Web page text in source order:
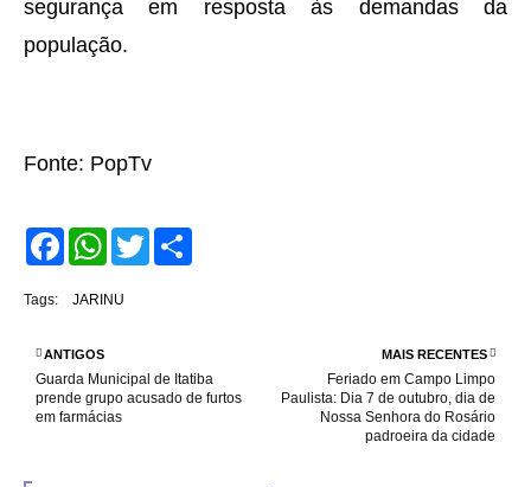
segurança em resposta às demandas da
população.
Fonte: PopTv
F
a
o
k
W
h
t
p
T
w
Tags: JARINU
MAIS RECENTES
Feriado em Campo Limpo
Paulista: Dia 7 de outubro, dia de
Nossa Senhora do Rosário
padroeira da cidade
ANTIGOS
Guarda Municipal de Itatiba
prende grupo acusado de furtos
em farmácias